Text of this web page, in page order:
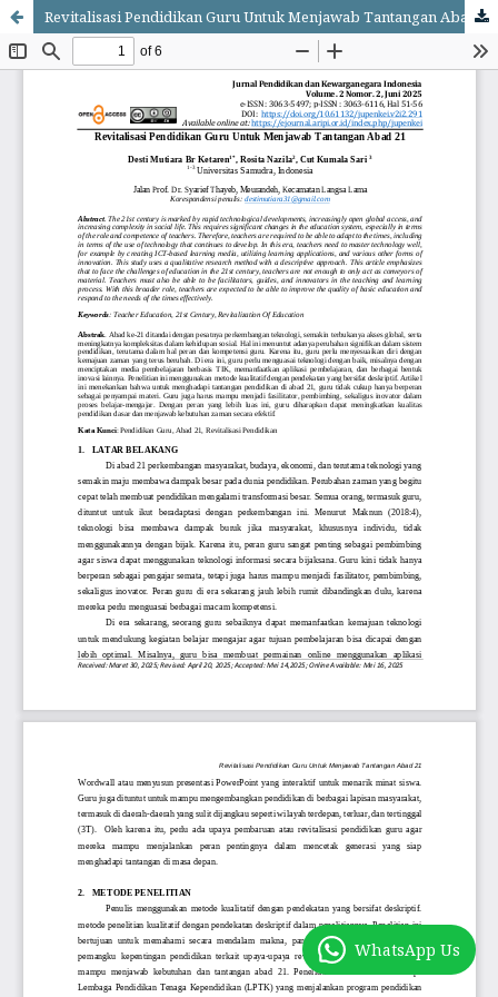
Revitalisasi Pendidikan Guru Untuk Menjawab Tantangan Abad 21
WhatsApp Us